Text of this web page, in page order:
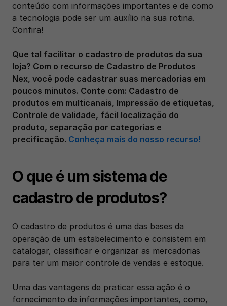
conteúdo com informações importantes e de como
a tecnologia pode ser um auxílio na sua rotina.
Confira!
Que tal facilitar o cadastro de produtos da sua
loja? Com o recurso de Cadastro de Produtos
Nex, você pode cadastrar suas mercadorias em
poucos minutos. Conte com: Cadastro de
produtos em multicanais, Impressão de etiquetas,
Controle de validade, fácil localização do
produto, separação por categorias e
precificação. Conheça mais do nosso recurso!
O que é um sistema de
cadastro de produtos?
O cadastro de produtos é uma das bases da
operação de um estabelecimento e consistem em
catalogar, classificar e organizar as mercadorias
para ter um maior controle de vendas e estoque.
Uma das vantagens de praticar essa ação é o
fornecimento de informações importantes, como,